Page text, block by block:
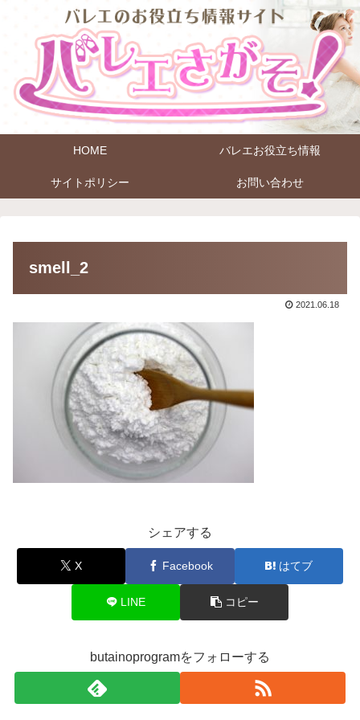
HOME バレエお役立ち情報
サイトポリシー お問い合わせ
smell_2
2021.06.18
シェアする
X Facebook はてブ
LINE コピー
butainoprogramをフォローする